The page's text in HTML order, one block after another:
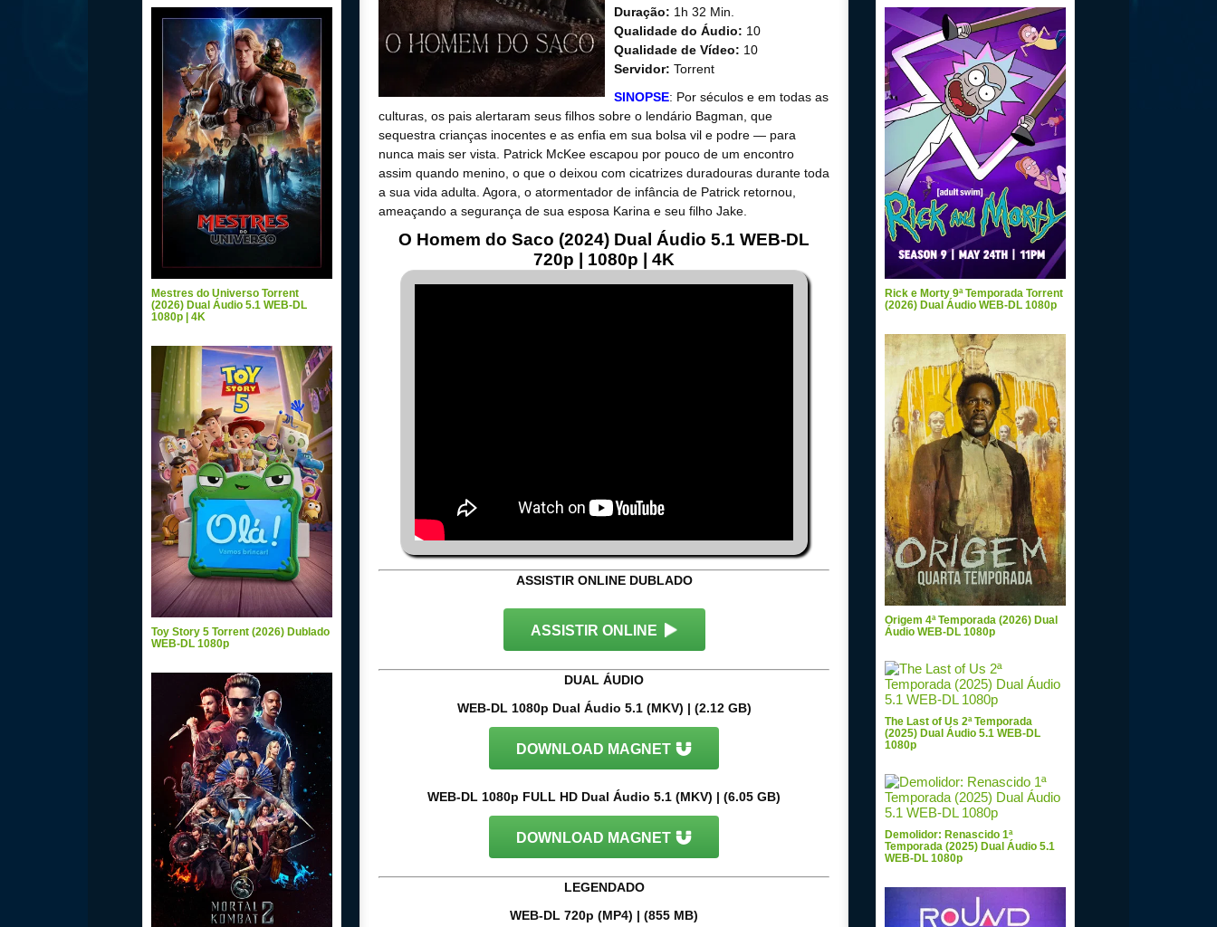
Duração: 1h 32 Min.
Qualidade do Áudio: 10
Qualidade de Vídeo: 10
Servidor: Torrent
SINOPSE: Por séculos e em todas as
culturas, os pais alertaram seus filhos sobre o lendário Bagman, que
sequestra crianças inocentes e as enfia em sua bolsa vil e podre — para
nunca mais ser vista. Patrick McKee escapou por pouco de um encontro
assim quando menino, o que o deixou com cicatrizes duradouras durante toda
a sua vida adulta. Agora, o atormentador de infância de Patrick retornou,
ameaçando a segurança de sua esposa Karina e seu filho Jake.
O Homem do Saco (2024) Dual Áudio 5.1 WEB-DL
720p | 1080p | 4K
ASSISTIR ONLINE DUBLADO
ASSISTIR ONLINE
DUAL ÁUDIO
WEB-DL 1080p Dual Áudio 5.1 (MKV) | (2.12 GB)
DOWNLOAD MAGNET
WEB-DL 1080p FULL HD Dual Áudio 5.1 (MKV) | (6.05 GB)
DOWNLOAD MAGNET
LEGENDADO
WEB-DL 720p (MP4) | (855 MB)
Mestres do Universo Torrent
(2026) Dual Áudio 5.1 WEB-DL
1080p | 4K
Toy Story 5 Torrent (2026) Dublado
WEB-DL 1080p
Rick e Morty 9ª Temporada Torrent
(2026) Dual Áudio WEB-DL 1080p
Origem 4ª Temporada (2026) Dual
Áudio WEB-DL 1080p
The Last of Us 2ª Temporada
(2025) Dual Áudio 5.1 WEB-DL
1080p
Demolidor: Renascido 1ª
Temporada (2025) Dual Áudio 5.1
WEB-DL 1080p